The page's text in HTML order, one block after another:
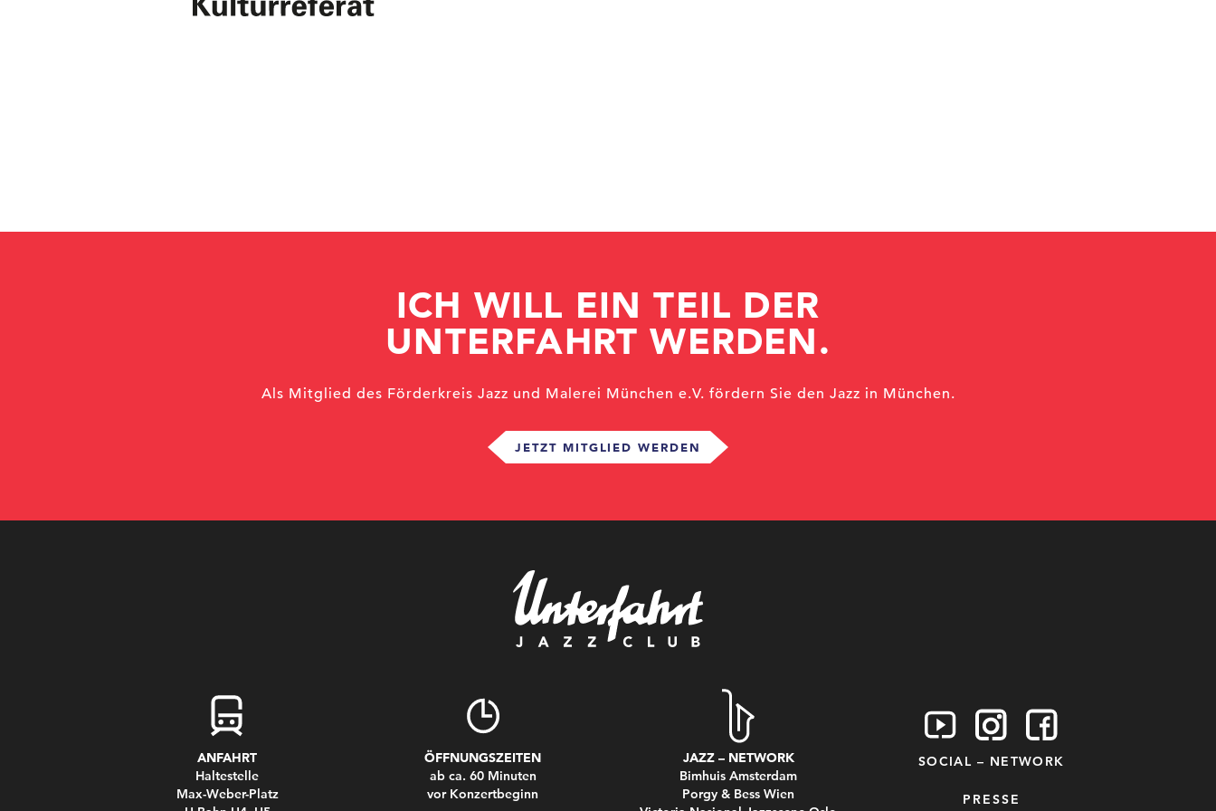
ICH WILL EIN TEIL DER
UNTERFAHRT WERDEN.
Als Mitglied des Förderkreis Jazz und Malerei München e.V. fördern Sie den Jazz in München.
JETZT MITGLIED WERDEN
ANFAHRT
Haltestelle
Max-Weber-Platz
ÖFFNUNGSZEITEN
ab ca. 60 Minuten
vor Konzertbeginn
JAZZ – NETWORK
Bimhuis Amsterdam
Porgy & Bess Wien
SOCIAL – NETWORK
PRESSE